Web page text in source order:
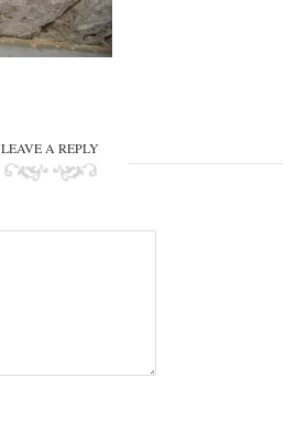
LEAVE A REPLY